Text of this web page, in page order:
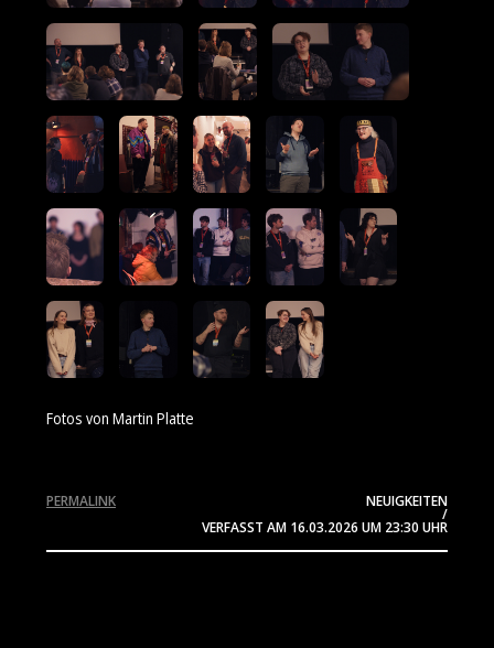
Fotos von Martin Platte
NEUIGKEITEN
/
VERFASST AM 16.03.2026 UM 23:30 UHR
PERMALINK